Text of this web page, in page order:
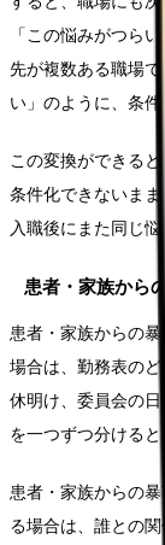
「この悩みがつら
先が複数ある職場
い」のように、条件
この変換ができる
条件化できないまま
入職後にまた同じ
患者・家族から
患者・家族からの
場合は、勤務表の
休明け、委員会の
を一つずつ分ける
患者・家族からの
る場合は、誰との